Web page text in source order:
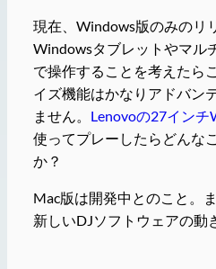
現在、Windows版のみのリ
Windowsタブレットやマル
で操作することを考えたら
イズ機能はかなりアドバン
ません。 Lenovoの27インチ
使ってプレーしたらどんな
か？
Mac版は開発中とのこと。
新しいDJソフトウェアの動